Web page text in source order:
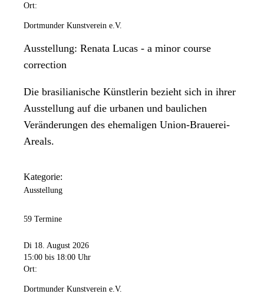
Ort:
Dortmunder Kunstverein e.V.
Ausstellung: Renata Lucas - a minor course
correction
Die brasilianische Künstlerin bezieht sich in ihrer
Ausstellung auf die urbanen und baulichen
Veränderungen des ehemaligen Union-Brauerei-
Areals.
Kategorie:
Ausstellung
59 Termine
Di 18. August 2026
15:00 bis 18:00 Uhr
Ort:
Dortmunder Kunstverein e.V.